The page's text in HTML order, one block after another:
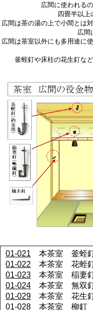
広間に使われる
四畳半以上
広間は茶の湯の上で小間とは
広間
広間は茶室以外にも多用途に
釜蛭釘や床柱の花生釘な
01-021 本茶室 釜蛭
01-022 本茶室 花蛭釘
01-023 本茶室 稲妻釘
01-024 本茶室 無双
01-029 本茶室 花生
01-028 本茶室 柳釘